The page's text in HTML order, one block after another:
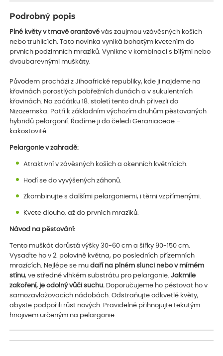
Podrobný popis
Plné květy v tmavě oranžové vás zaujmou vzávěsných koších
nebo truhlících. Tato novinka vyniká bohatým kvetením do
prvních podzimních mrazíků. Vynikne v kombinaci s bílými nebo
dvoubarevnými muškáty.
Původem prochází z Jihoafrické republiky, kde ji najdeme na
křovinách porostlých pobřežních dunách a v sukulentních
křovinách. Na začátku 18. století tento druh přivezli do
Nizozemska. Patří k základním výchozím druhům pěstovaných
hybridů pelargonií. Řadíme ji do čeledi Geraniaceae –
kakostovité.
Pelargonie v zahradě:
Atraktivní v závěsných koších a okenních květnících.
Hodí se do vyvýšených záhonů.
Zkombinujte s dalšími pelargoniemi, i těmi vzpřímenými.
Kvete dlouho, až do prvních mrazíků.
Návod na pěstování:
Tento muškát dorůstá výšky 30-60 cm a šířky 90-150 cm.
Vysaďte ho v 2. polovině května, po posledních přízemních
mrazících. Nejlépe se mudaří na plném slunci nebo v mírném
stínu, ve středně vlhkém substrátu pro pelargonie.Jakmile
zakoření, je odolný vůči suchu. Doporučujeme ho pěstovat ho v
samozavlažovacích nádobách. Odstraňujte odkvetlé květy,
abyste podpořili růst nových. Pravidelně přihnojujte tekutým
hnojivem určeným na pelargonie.